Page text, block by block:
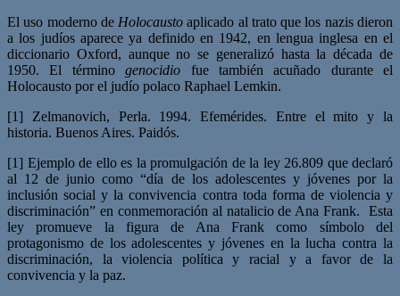
El uso moderno de Holocausto aplicado al trato que los nazis dieron
a los judíos aparece ya definido en 1942, en lengua inglesa en el
diccionario Oxford, aunque no se generalizó hasta la década de
1950. El términogenocidio fue también acuñado durante el
Holocausto por el judío polaco Raphael Lemkin.
[1] Zelmanovich, Perla. 1994. Efemérides. Entre el mito y la
historia. Buenos Aires. Paidós.
[1] Ejemplo de ello es la promulgación de la ley 26.809 que declaró
al 12 de junio como “día de los adolescentes y jóvenes por la
inclusión social y la convivencia contra toda forma de violencia y
discriminación” en conmemoración al natalicio de Ana Frank. Esta
ley promueve la figura de Ana Frank como símbolo del
protagonismo de los adolescentes y jóvenes en la lucha contra la
discriminación, la violencia política y racial y a favor de la
convivencia y la paz.